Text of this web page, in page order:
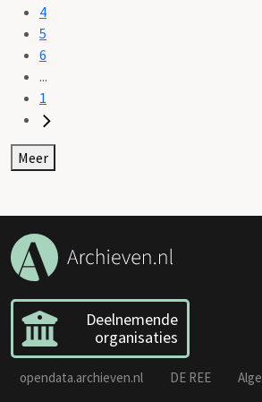
4
5
6
...
1
Meer
Deelnemende
organisaties
opendata.archieven.nl DE REE